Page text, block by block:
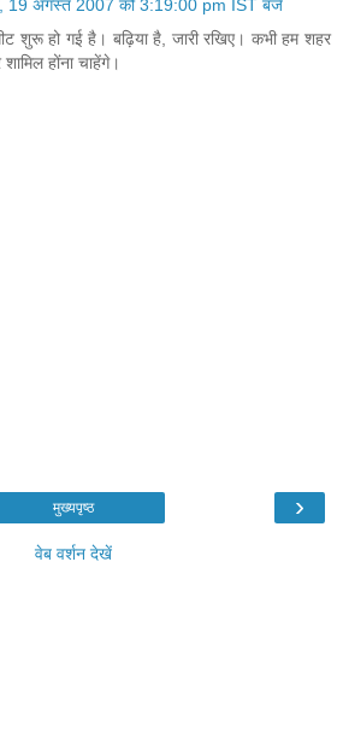
19 अगस्त 2007 को 3:19:00 pm IST बजे
शुरू हो गई है। बढ़िया है, जारी रखिए। कभी हम शहर
होंना चाहेंगे।
›
मुख्यपृष्ठ
वेब वर्शन देखें